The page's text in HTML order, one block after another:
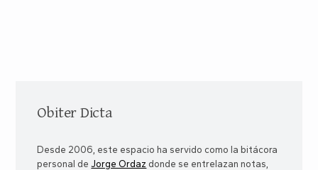
Obiter Dicta
Desde 2006, este espacio ha servido como la bitácora
personal de Jorge Ordaz donde se entrelazan notas,